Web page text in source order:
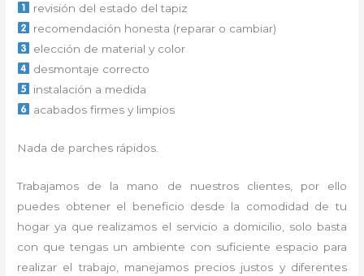
revisión del estado del tapiz
recomendación honesta (reparar o cambiar)
elección de material y color
desmontaje correcto
instalación a medida
acabados firmes y limpios
Nada de parches rápidos.
Trabajamos de la mano de nuestros clientes, por ello
puedes obtener el beneficio desde la comodidad de tu
hogar ya que realizamos el servicio a domicilio, solo basta
con que tengas un ambiente con suficiente espacio para
realizar el trabajo, manejamos precios justos y diferentes